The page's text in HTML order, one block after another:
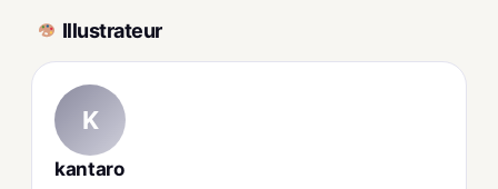
Illustrateur
K
kantaro